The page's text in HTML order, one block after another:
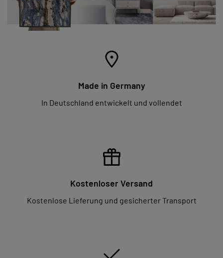
Made in Germany
In Deutschland entwickelt und vollendet
Kostenloser Versand
Kostenlose Lieferung und gesicherter Transport